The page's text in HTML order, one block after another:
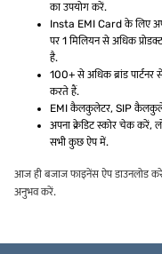
का उपयोग करें.
Insta EMI Card के लिए
पर 1 मिलियन से अधिक
है.
100+ से अधिक ब्रांड पार्टनर से
करते हैं.
EMI कैलकुलेटर, SIP
अपना क्रेडिट स्कोर चेक करें,
सभी कुछ ऐप में.
आज ही बजाज फाइनेंस ऐप डाउनलोड
अनुभव करें.